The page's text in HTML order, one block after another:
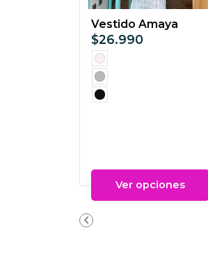
Vestido Amaya
$26.990
Ver opciones